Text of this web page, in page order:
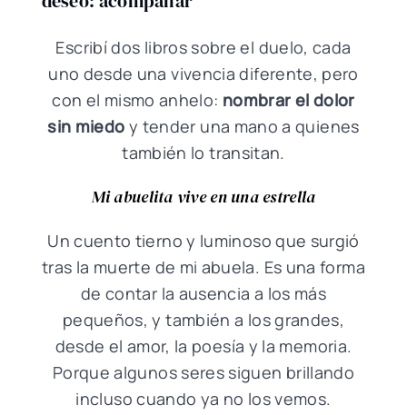
Escribí dos libros sobre el duelo, cada
uno desde una vivencia diferente, pero
con el mismo anhelo: nombrar el dolor
sin miedo y tender una mano a quienes
también lo transitan.
Mi abuelita vive en una estrella
Un cuento tierno y luminoso que surgió
tras la muerte de mi abuela. Es una forma
de contar la ausencia a los más
pequeños, y también a los grandes,
desde el amor, la poesía y la memoria.
Porque algunos seres siguen brillando
incluso cuando ya no los vemos.